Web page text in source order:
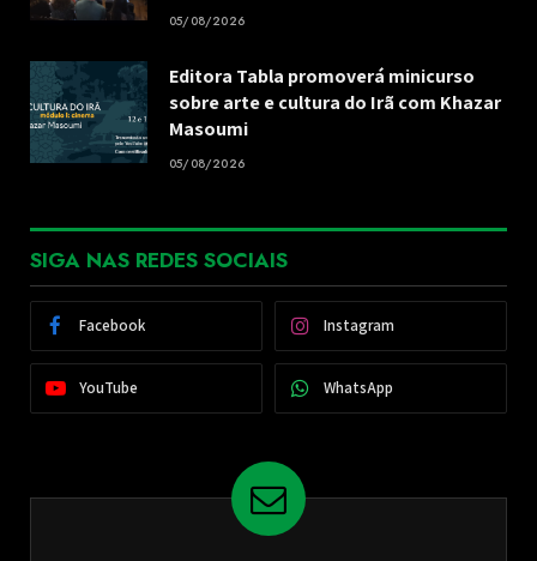
05/08/2026
Editora Tabla promoverá minicurso
sobre arte e cultura do Irã com Khazar
Masoumi
05/08/2026
SIGA NAS REDES SOCIAIS
Facebook Instagram
YouTube WhatsApp